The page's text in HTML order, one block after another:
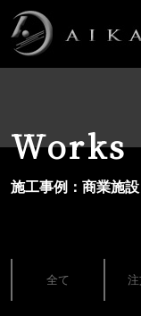
メインナビ
Works
施工事例：商業施設
全て